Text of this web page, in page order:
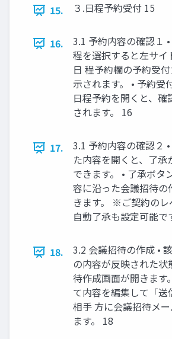
15. ３.日程予約受付 15
16.
3.1 予約内容の確認１
程を選択すると左サイ
日 程予約欄の予約受
示されます。 • 予約受
日程予約を開くと、確
されます。 16
17.
3.1 予約内容の確認２
た内容を開くと、了承
できます。 • 了承ボタ
容に沿った会議招待の
きます。 ※ご契約のレ
自動了承も設定可能で
18.
3.2 会議招待の作成 •
の内容が反映された状
待作成画面が開きます
て内容を編集して「送
相手 方に会議招待メ
ます。 18